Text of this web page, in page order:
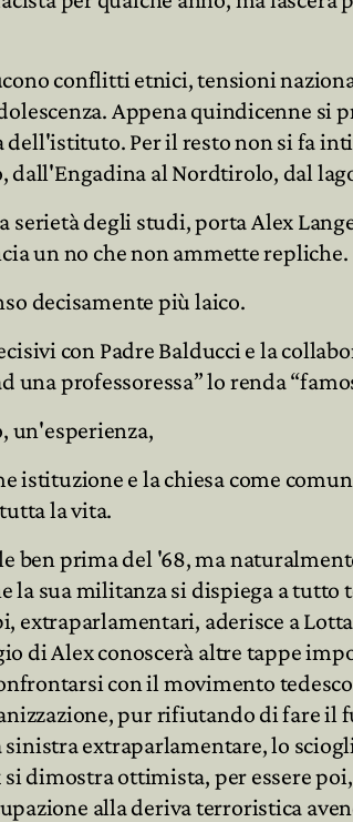
conflitti etnici, tensioni
Appena quindicenne si
Per il resto non si fa
al Nordtirolo, dal
degli studi, porta Alex
un no che non ammette repliche.
decisamente più laico.
con Padre Balducci e la
professoressa” lo renda
un'esperienza,
e la chiesa come
la vita.
ben prima del '68, ma
sua militanza si dispiega a tutto
extraparlamentari, aderisce a
di Alex conoscerà altre tappe
con il movimento
pur rifiutando di fare il
extraparlamentare, lo
dimostra ottimista, per essere
alla deriva terroristica